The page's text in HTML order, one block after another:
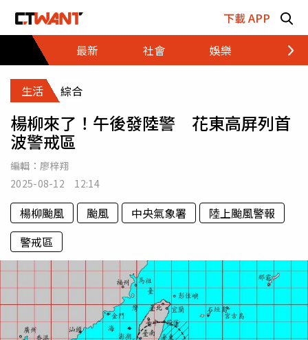
下載 APP
最新
社會 娛樂 財經
生活 綜合
楊柳來了！午後發陸警 花東高屏列首
波警戒區
編輯： 廖梓翔
2025-08-12 12:14
楊柳颱風 颱風 中央氣象署
陸上颱風警報
警戒區